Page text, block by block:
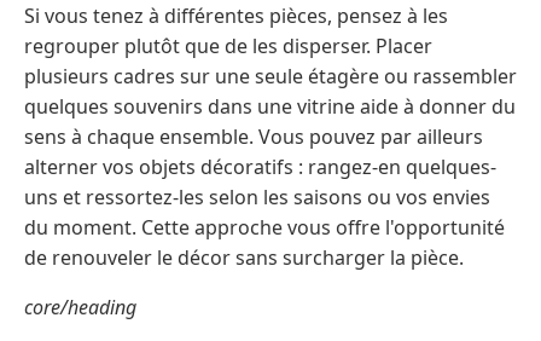
Si vous tenez à différentes pièces, pensez à les
regrouper plutôt que de les disperser. Placer
plusieurs cadres sur une seule étagère ou rassembler
quelques souvenirs dans une vitrine aide à donner du
sens à chaque ensemble. Vous pouvez par ailleurs
alterner vos objets décoratifs : rangez-en quelques-
uns et ressortez-les selon les saisons ou vos envies
du moment. Cette approche vous offre l'opportunité
de renouveler le décor sans surcharger la pièce.
core/heading